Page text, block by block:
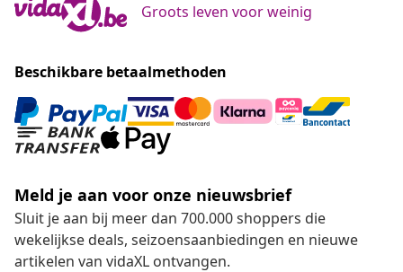
Groots leven voor weinig
Beschikbare betaalmethoden
Meld je aan voor onze nieuwsbrief
Sluit je aan bij meer dan 700.000 shoppers die
wekelijkse deals, seizoensaanbiedingen en nieuwe
artikelen van vidaXL ontvangen.